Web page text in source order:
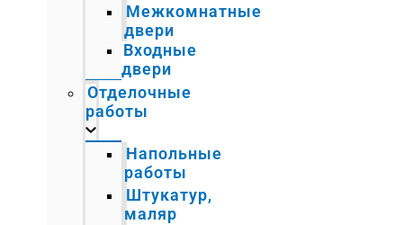
Межкомнатные
двери
Входные
двери
Отделочные
работы
Напольные
работы
Штукатур,
маляр